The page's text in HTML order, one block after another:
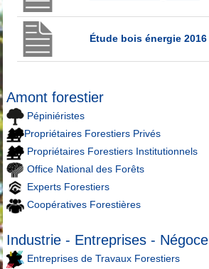
Étude bois énergie 2016
Amont forestier
Pépiniéristes
Propriétaires Forestiers Privés
Propriétaires Forestiers Institutionnels
Office National des Forêts
Experts Forestiers
Coopératives Forestières
Industrie - Entreprises - Négoce
Entreprises de Travaux Forestiers